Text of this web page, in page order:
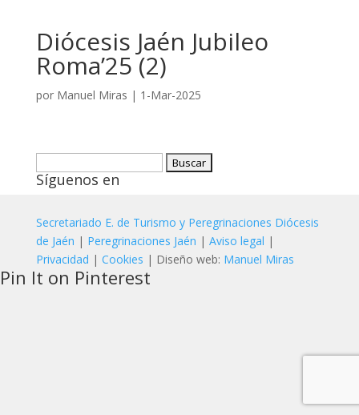
Diócesis Jaén Jubileo
Roma’25 (2)
por Manuel Miras | 1-Mar-2025
Síguenos en
Secretariado E. de Turismo y Peregrinaciones Diócesis
de Jaén | Peregrinaciones Jaén | Aviso legal |
Privacidad | Cookies | Diseño web: Manuel Miras
Pin It on Pinterest